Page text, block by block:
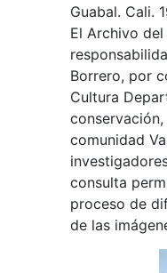
Guabal. Cali.
El Archivo
Borrero, por
Cultura
comunidad
consulta
proceso de
de las